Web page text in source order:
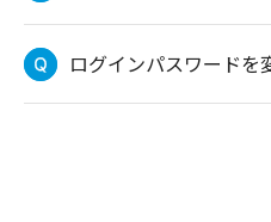
ログインパスワードを